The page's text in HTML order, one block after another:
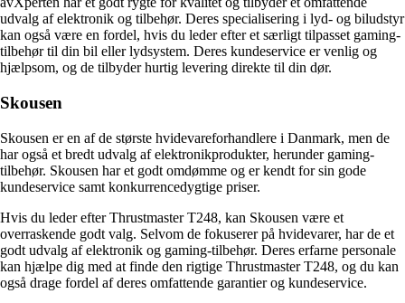
udvalg af elektronik og tilbehør. Deres specialisering i lyd- og biludstyr
kan også være en fordel, hvis du leder efter et særligt tilpasset gaming-
tilbehør til din bil eller lydsystem. Deres kundeservice er venlig og
hjælpsom, og de tilbyder hurtig levering direkte til din dør.
Skousen
Skousen er en af de største hvidevareforhandlere i Danmark, men de
har også et bredt udvalg af elektronikprodukter, herunder gaming-
tilbehør. Skousen har et godt omdømme og er kendt for sin gode
kundeservice samt konkurrencedygtige priser.
Hvis du leder efter Thrustmaster T248, kan Skousen være et
overraskende godt valg. Selvom de fokuserer på hvidevarer, har de et
godt udvalg af elektronik og gaming-tilbehør. Deres erfarne personale
kan hjælpe dig med at finde den rigtige Thrustmaster T248, og du kan
også drage fordel af deres omfattende garantier og kundeservice.